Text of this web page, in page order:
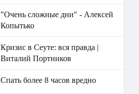
"Очень сложные дни" - Алексей
Копытько
Кризис в Сеуте: вся правда |
Виталий Портников
Спать более 8 часов вредно